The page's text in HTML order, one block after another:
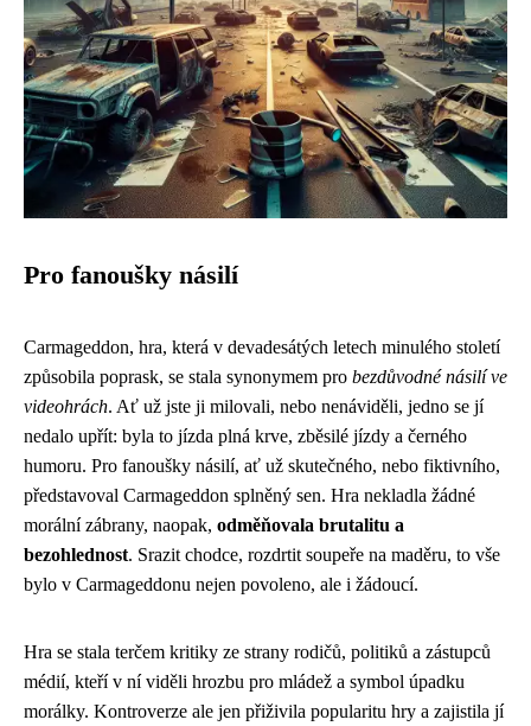
Pro fanoušky násilí
Carmageddon, hra, která v devadesátých letech minulého století
způsobila poprask, se stala synonymem pro bezdůvodné násilí ve
videohrách. Ať už jste ji milovali, nebo nenáviděli, jedno se jí
nedalo upřít: byla to jízda plná krve, zběsilé jízdy a černého
humoru. Pro fanoušky násilí, ať už skutečného, nebo fiktivního,
představoval Carmageddon splněný sen. Hra nekladla žádné
morální zábrany, naopak, odměňovala brutalitu a
bezohlednost. Srazit chodce, rozdrtit soupeře na maděru, to vše
bylo v Carmageddonu nejen povoleno, ale i žádoucí.
Hra se stala terčem kritiky ze strany rodičů, politiků a zástupců
médií, kteří v ní viděli hrozbu pro mládež a symbol úpadku
morálky. Kontroverze ale jen přiživila popularitu hry a zajistila jí